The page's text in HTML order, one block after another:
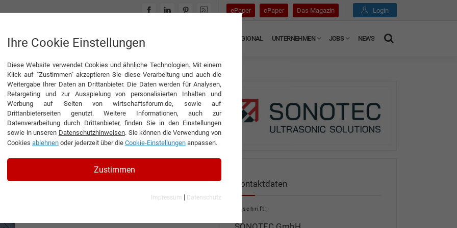
ePaper cPaper Das Magazin Login
INTERVIEWS REGIONAL UNTERNEHMEN JOBS NEWS
für die Instandhaltung
- Software für die
Kontaktdaten
Anschrift:
Ihre Cookie Einstellungen
Diese Website verwendet Cookies und ähnliche Technologien. Mit einem
Klick auf "Zustimmen" akzeptieren Sie diese Verarbeitung und auch die
Weitergabe Ihrer Daten an Drittanbieter. Die Daten werden für Analysen,
Retargeting und zur Ausspielung von personalisierten Inhalten und
Werbung auf Seiten von wirtschaftsforum.de, sowie auf
Drittanbieterseiten genutzt. Weitere Informationen, auch zur
Datenverarbeitung durch Drittanbieter, finden Sie in den Einstellungen
sowie in unseren Datenschutzhinweisen. Sie können die Verwendung von
Cookies ablehnen oder jederzeit über die Cookie-Einstellungen anpassen.
Zustimmen
Impressum | Datenschutz